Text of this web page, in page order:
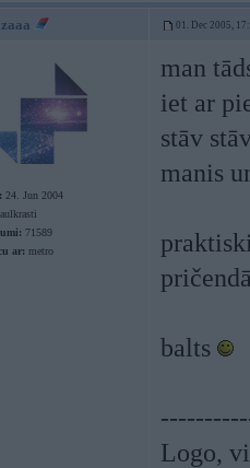
01. Dec 2005,
24. Jun 2004
71589
ar: metro
man
iet ar
stāv
manis
balts
Logo,